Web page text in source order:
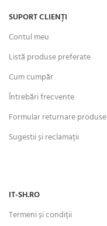
SUPORT CLIENȚI
Contul meu
Listă produse preferate
Cum cumpăr
Întrebări frecvente
Formular returnare produse
Sugestii și reclamații
IT-SH.RO
Termeni și condiții